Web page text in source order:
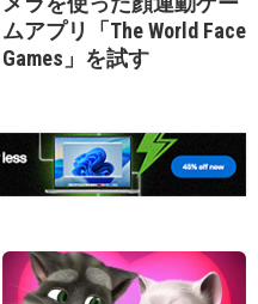
ムアプリ「The World Face
Games」を試す